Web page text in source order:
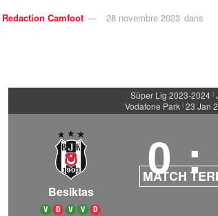
Redaction Camfoot 28 novembre 2023 dans
Süper Lig 2023-2024 |
Vodafone Park | 23 Jan
Besiktas
V D V V D
0 :
MATCH